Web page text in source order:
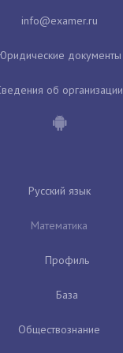
документы
об организации
Русский язык
Математика
Профиль
База
Обществознание